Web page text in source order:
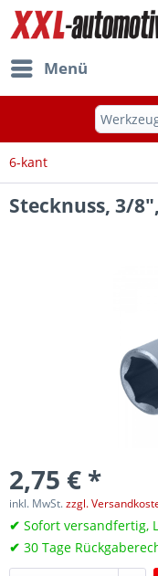
Menü
6-kant
Stecknuss, 3/
2,75 € *
inkl. MwSt.zzgl.
✔ Sofort versandfertig,
✔ 30 Tage